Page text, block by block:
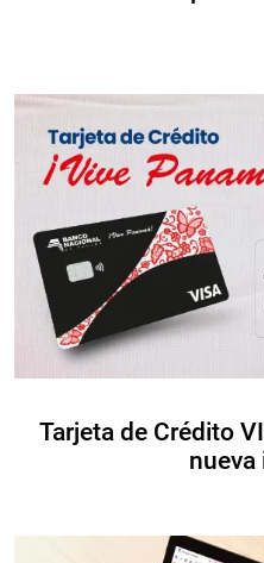
Tarjeta de Crédito
nueva